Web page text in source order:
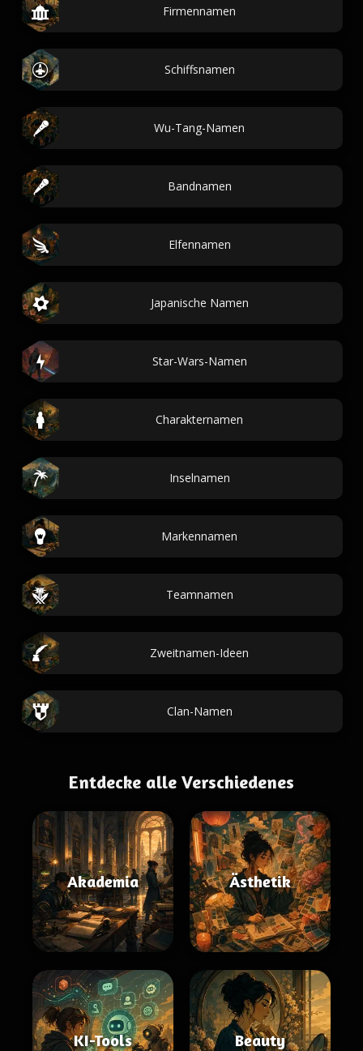
Firmennamen
Schiffsnamen
Wu-Tang-Namen
Bandnamen
Elfennamen
Japanische Namen
Star-Wars-Namen
Charakternamen
Inselnamen
Markennamen
Teamnamen
Zweitnamen-Ideen
Clan-Namen
Entdecke alle Verschiedenes
Akademia Ästhetik
KI-Tools Beauty